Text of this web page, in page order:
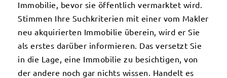
Immobilie, bevor sie öffentlich vermarktet wird.
Stimmen Ihre Suchkriterien mit einer vom Makler
neu akquirierten Immobilie überein, wird er Sie
als erstes darüber informieren. Das versetzt Sie
in die Lage, eine Immobilie zu besichtigen, von
der andere noch gar nichts wissen. Handelt es